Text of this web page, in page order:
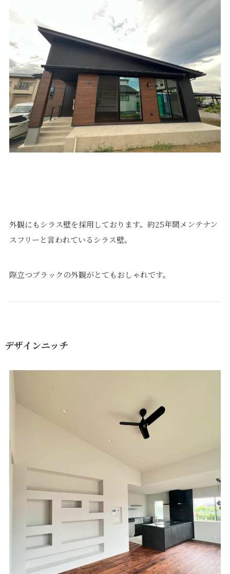
外観にもシラス壁を採用しております。約25年間メンテナン
スフリーと言われているシラス壁。
際立つブラックの外観がとてもおしゃれです。
デザインニッチ